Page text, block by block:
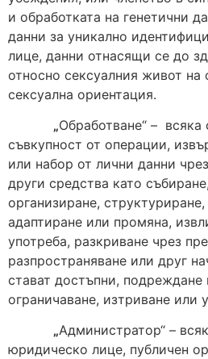
и обработката на генетични
данни за уникално
лице, данни отнасящи се до
относно сексуалния живот на
сексуална ориентация.
„Обработване“ – всяка
съвкупност от операции,
или набор от лични данни
други средства като
организиране,
адаптиране или промяна,
употреба, разкриване чрез
разпространяване или друг
стават достъпни,
ограничаване, изтриване или
„Администратор“ –
юридическо лице, публичен